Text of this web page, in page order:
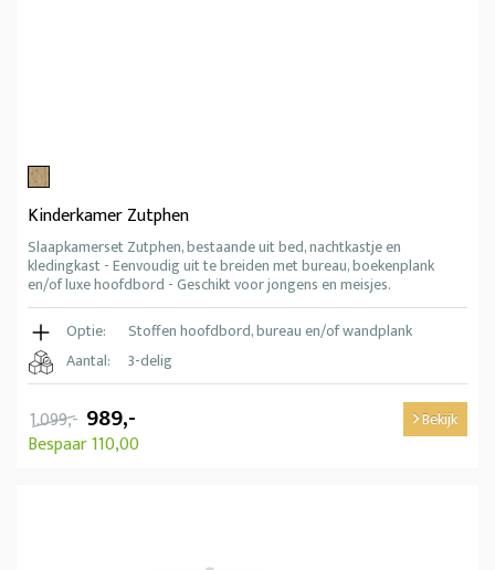
Kinderkamer Zutphen
Slaapkamerset Zutphen, bestaande uit bed, nachtkastje en
kledingkast - Eenvoudig uit te breiden met bureau, boekenplank
en/of luxe hoofdbord - Geschikt voor jongens en meisjes.
Optie:
Stoffen hoofdbord, bureau en/of wandplank
Aantal:
3-delig
1.099,- 989,-
Bespaar 110,00
Bekijk